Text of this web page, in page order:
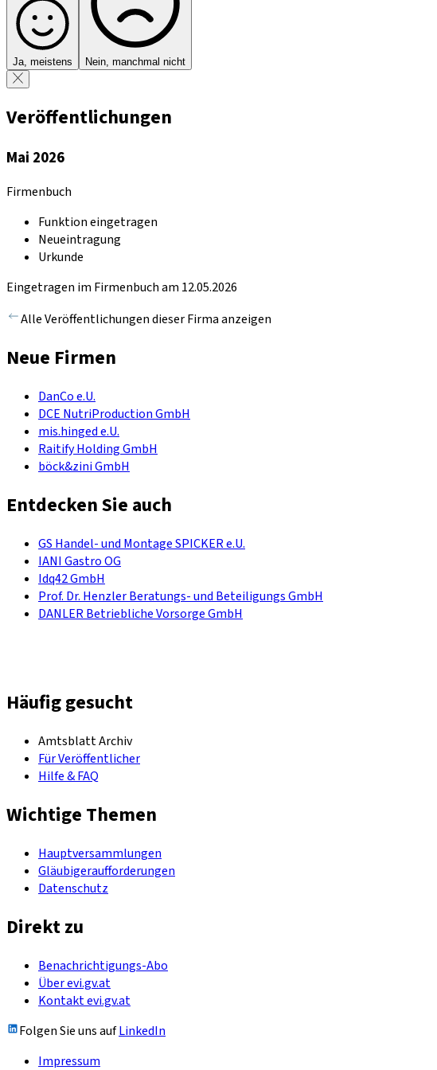
Ja, meistens Nein, manchmal nicht
Veröffentlichungen
Mai 2026
Firmenbuch
Funktion eingetragen
Neueintragung
Urkunde
Eingetragen im Firmenbuch am 12.05.2026
Alle Veröffentlichungen dieser Firma anzeigen
Neue Firmen
DanCo e.U.
DCE NutriProduction GmbH
mis.hinged e.U.
Raitify Holding GmbH
böck&zini GmbH
Entdecken Sie auch
GS Handel- und Montage SPICKER e.U.
IANI Gastro OG
Idq42 GmbH
Prof. Dr. Henzler Beratungs- und Beteiligungs GmbH
DANLER Betriebliche Vorsorge GmbH
Häufig gesucht
Amtsblatt Archiv
Für Veröffentlicher
Hilfe & FAQ
Wichtige Themen
Hauptversammlungen
Gläubigeraufforderungen
Datenschutz
Direkt zu
Benachrichtigungs-Abo
Über evi.gv.at
Kontakt evi.gv.at
Folgen Sie uns aufLinkedIn
Impressum